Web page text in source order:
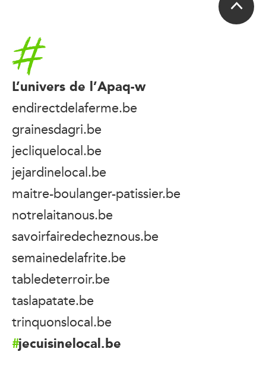
Accueil
L’univers de l’Apaq-w
endirectdelaferme.be
grainesdagri.be
jecliquelocal.be
jejardinelocal.be
maitre-boulanger-patissier.be
notrelaitanous.be
savoirfairedecheznous.be
semainedelafrite.be
tabledeterroir.be
taslapatate.be
trinquonslocal.be
jecuisinelocal.be